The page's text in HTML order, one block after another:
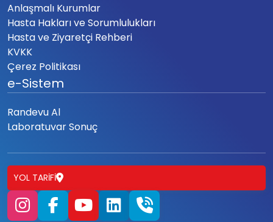
Anlaşmalı Kurumlar
Hasta Hakları ve Sorumlulukları
Hasta ve Ziyaretçi Rehberi
KVKK
Çerez Politikası
e-Sistem
Randevu Al
Laboratuvar Sonuç
YOL TARIFI